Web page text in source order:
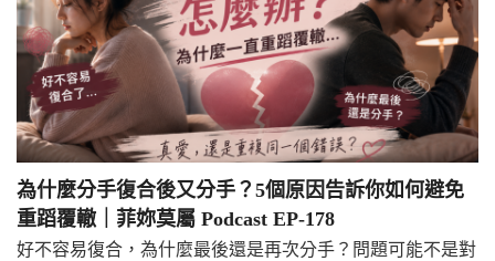
為什麼分手復合後又分手？5個原因告訴你如何避免
重蹈覆轍｜菲妳莫屬 Podcast EP-178
好不容易復合，為什麼最後還是再次分手？問題可能不是對